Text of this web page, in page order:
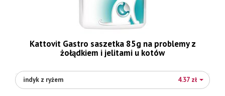
Kattovit Gastro saszetka 85g na problemy z
żołądkiem i jelitami u kotów
indyk z ryżem 4.37 zł